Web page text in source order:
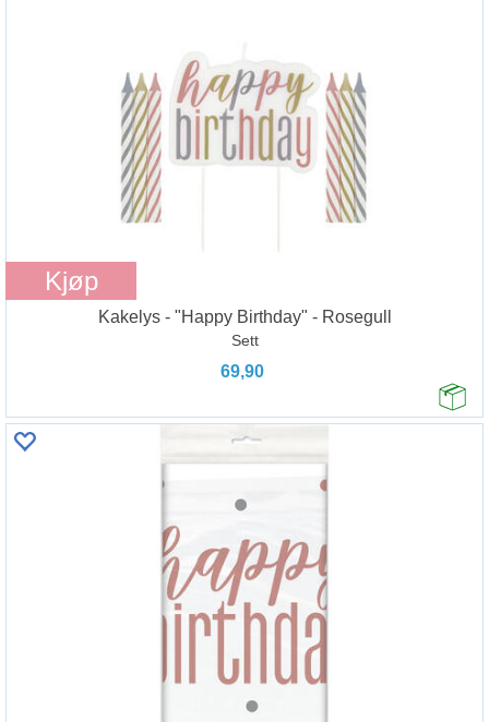
Kjøp
Kakelys - "Happy Birthday" - Rosegull
Sett
69,90